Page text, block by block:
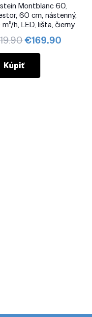
Montblanc 60,
60 cm, nástenný,
h, LED, lišta, čierny
Pôvodná
cena
bola:
€219.90.
€169.90
Kúpiť